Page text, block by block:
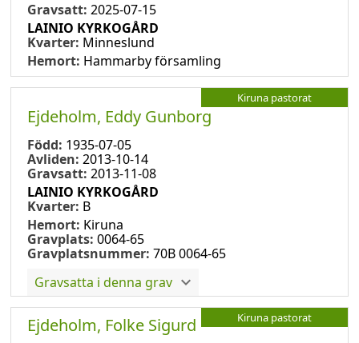
Gravsatt: 2025-07-15
LAINIO KYRKOGÅRD
Kvarter: Minneslund
Hemort: Hammarby församling
Kiruna pastorat
Ejdeholm, Eddy Gunborg
Född: 1935-07-05
Avliden: 2013-10-14
Gravsatt: 2013-11-08
LAINIO KYRKOGÅRD
Kvarter: B
Hemort: Kiruna
Gravplats: 0064-65
Gravplatsnummer: 70B 0064-65
Gravsatta i denna grav
Kiruna pastorat
Ejdeholm, Folke Sigurd